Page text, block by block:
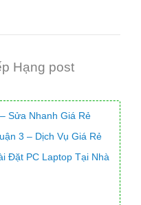
Hạng post
Sửa Nhanh Giá Rẻ
3 – Dịch Vụ Giá Rẻ
Đặt PC Laptop Tại Nhà